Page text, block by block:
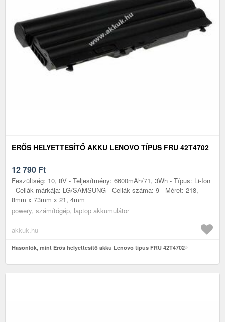
ERŐS HELYETTESÍTŐ AKKU LENOVO TÍPUS FRU 42T4702
12 790 Ft
Feszültség: 10, 8V - Teljesítmény: 6600mAh/71, 3Wh - Típus: Li-Ion
- Cellák márkája: LG/SAMSUNG - Cellák száma: 9 - Méret: 218,
8mm x 73mm x 21, 4mm
powery, számítógép, laptop akkumulátor
akkuk.hu
Hasonlók, mint Erős helyettesítő akku Lenovo típus FRU 42T4702